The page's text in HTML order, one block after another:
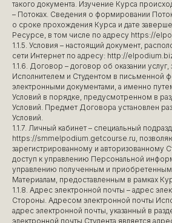
такого документа. Изучение Курса
– Потоках. Сведения о формировании
о сроке прохождения Курса и дате
Ресурсе, в том числе по адресу https://
1.1.5. Условия – настоящий документ,
сети Интернет по адресу: http://
1.1.6. Договор – договор об оказании
Исполнителем и Студентом в письменной
электронными документами, а именно
Условий в порядке, предусмотренном в
Условий. Предмет Договора установлен
Условий.
1.1.7. Личный кабинет – специальный
https://smmelpodium.getcourse.ru,
зарегистрированному и авторизованному
доступ к управлению Персональной
управлению полученным и
Материалам, предоставленным в рамках
1.1.8. Адрес электронной почты – адрес
Стороны. Адресом электронной почты
адрес электронной почты, указанный в
электронной почты Студента является